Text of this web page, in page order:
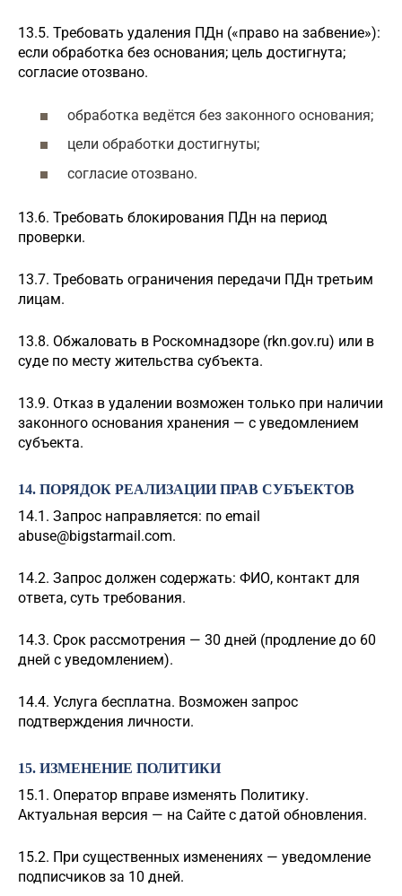
13.5. Требовать удаления ПДн («право на забвение»):
если обработка без основания; цель достигнута;
согласие отозвано.
обработка ведётся без законного основания;
цели обработки достигнуты;
согласие отозвано.
13.6. Требовать блокирования ПДн на период
проверки.
13.7. Требовать ограничения передачи ПДн третьим
лицам.
13.8. Обжаловать в Роскомнадзоре (rkn.gov.ru) или в
суде по месту жительства субъекта.
13.9. Отказ в удалении возможен только при наличии
законного основания хранения — с уведомлением
субъекта.
14. ПОРЯДОК РЕАЛИЗАЦИИ ПРАВ СУБЪЕКТОВ
14.1. Запрос направляется: по email
abuse@bigstarmail.com.
14.2. Запрос должен содержать: ФИО, контакт для
ответа, суть требования.
14.3. Срок рассмотрения — 30 дней (продление до 60
дней с уведомлением).
14.4. Услуга бесплатна. Возможен запрос
подтверждения личности.
15. ИЗМЕНЕНИЕ ПОЛИТИКИ
15.1. Оператор вправе изменять Политику.
Актуальная версия — на Сайте с датой обновления.
15.2. При существенных изменениях — уведомление
подписчиков за 10 дней.